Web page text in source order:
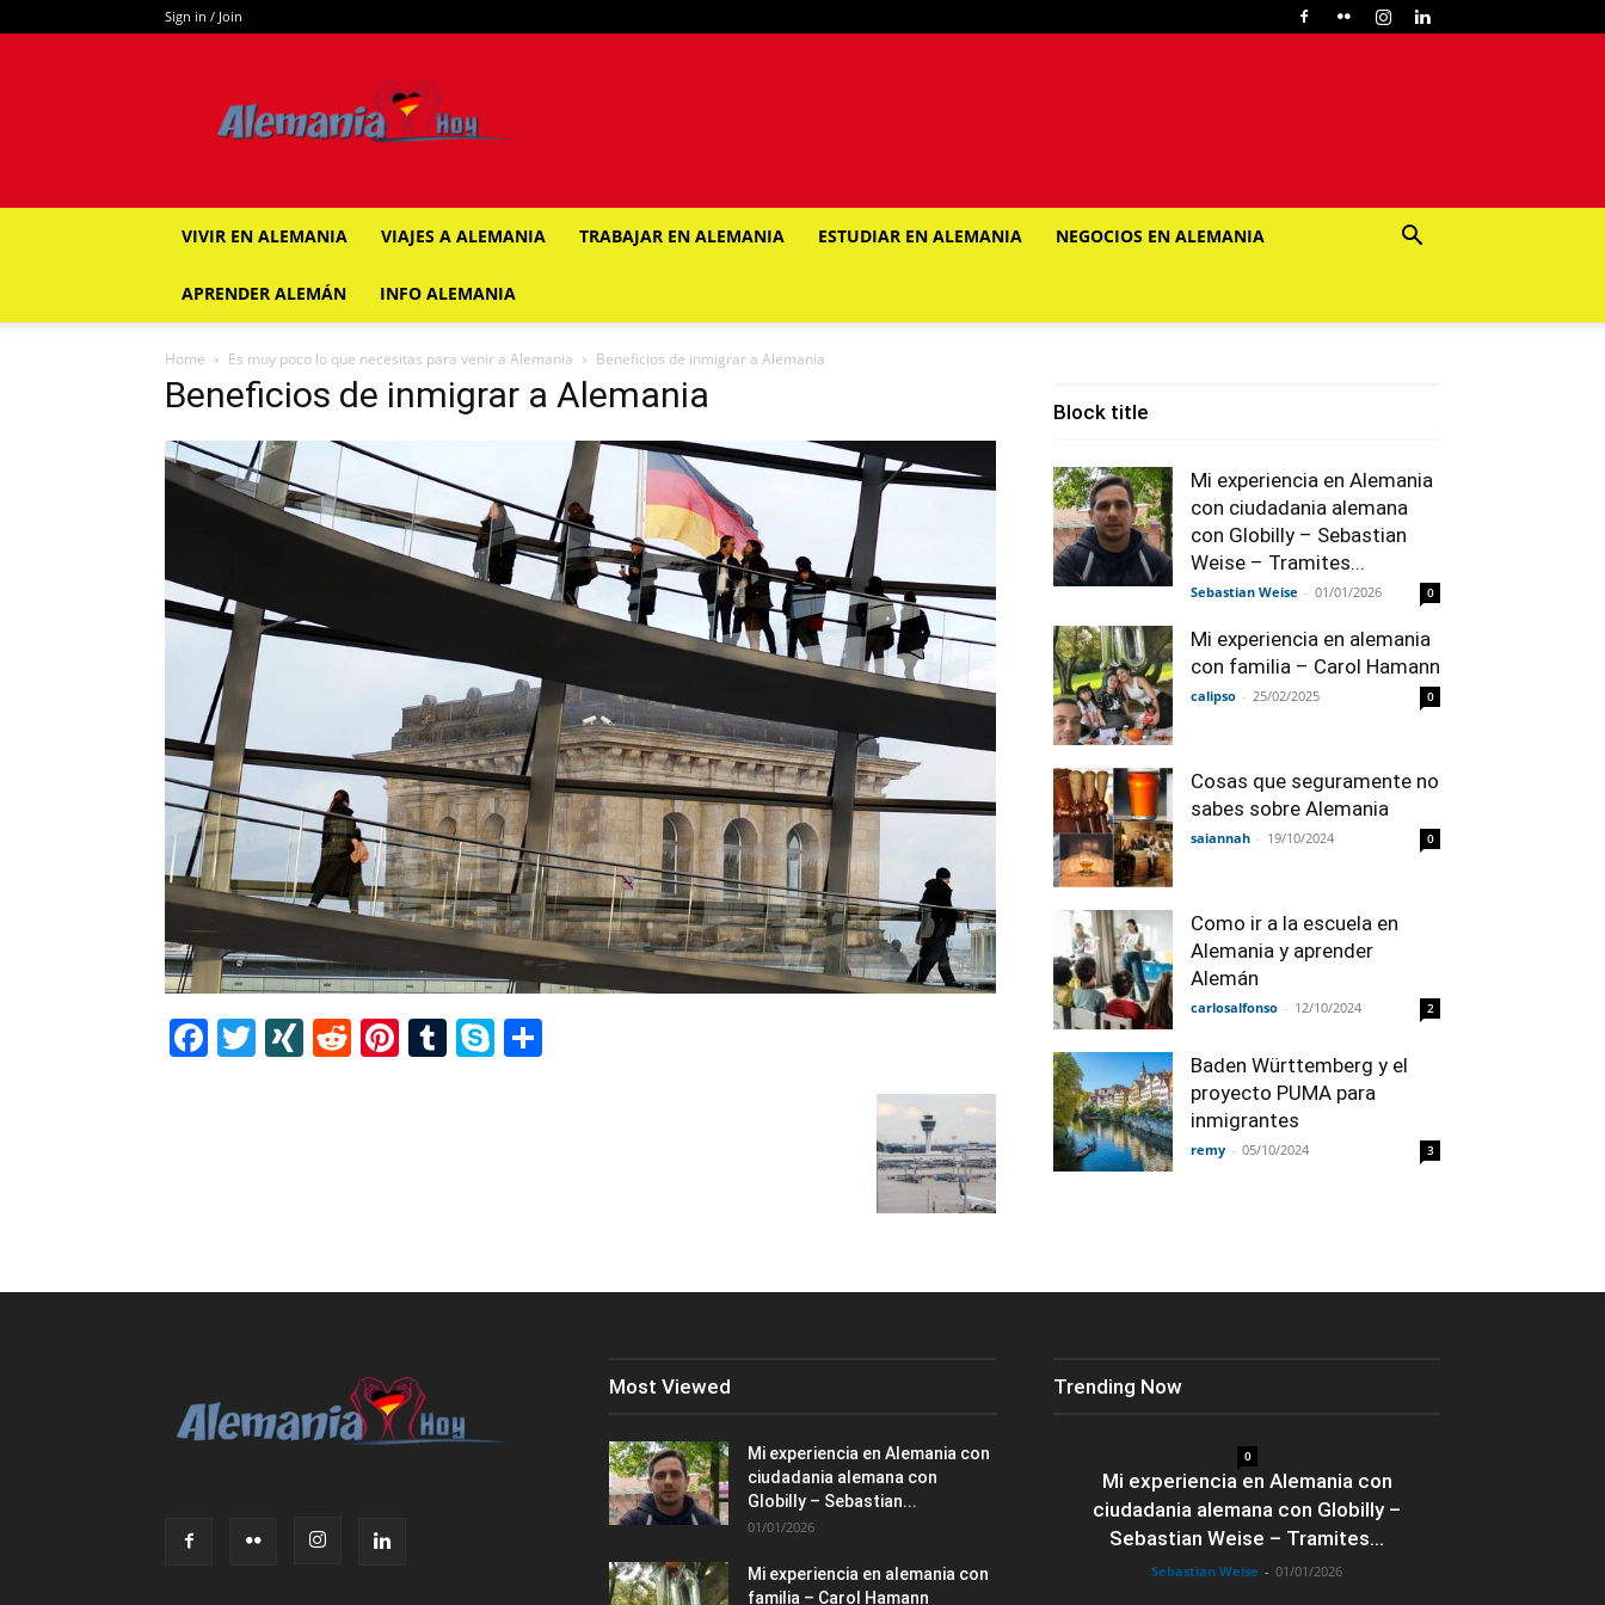
Sign in / Join
ALEMANIA
HOY
VIVIR EN ALEMANIA VIAJES A ALEMANIA TRABAJAR EN ALEMANIA ESTUDIAR EN ALEMANIA NEGOCIOS EN ALEMANIA
APRENDER ALEMÁN INFO ALEMANIA
Home Es muy poco lo que necesitas para venir a Alemania Beneficios de inmigrar a Alemania
Beneficios de inmigrar a Alemania
Facebook
Twitter
XINGReddit
Pinterest
Tumblr
Skype
Block title
Mi experiencia en Alemania
con ciudadania alemana
con Globilly – Sebastian
Weise – Tramites...
Sebastian Weise - 01/01/2026 0
Mi experiencia en alemania
con familia – Carol Hamann
calipso - 25/02/2025 0
Cosas que seguramente no
sabes sobre Alemania
saiannah - 19/10/2024 0
Como ir a la escuela en
Alemania y aprender
Alemán
carlosalfonso - 12/10/2024 2
Baden Württemberg y el
proyecto PUMA para
inmigrantes
remy - 05/10/2024 3
Most Viewed
Mi experiencia en Alemania con
ciudadania alemana con
Globilly – Sebastian...
01/01/2026
Mi experiencia en alemania con
familia – Carol Hamann
Trending Now
0
Mi experiencia en Alemania con
ciudadania alemana con Globilly –
Sebastian Weise – Tramites...
Sebastian Weise - 01/01/2026